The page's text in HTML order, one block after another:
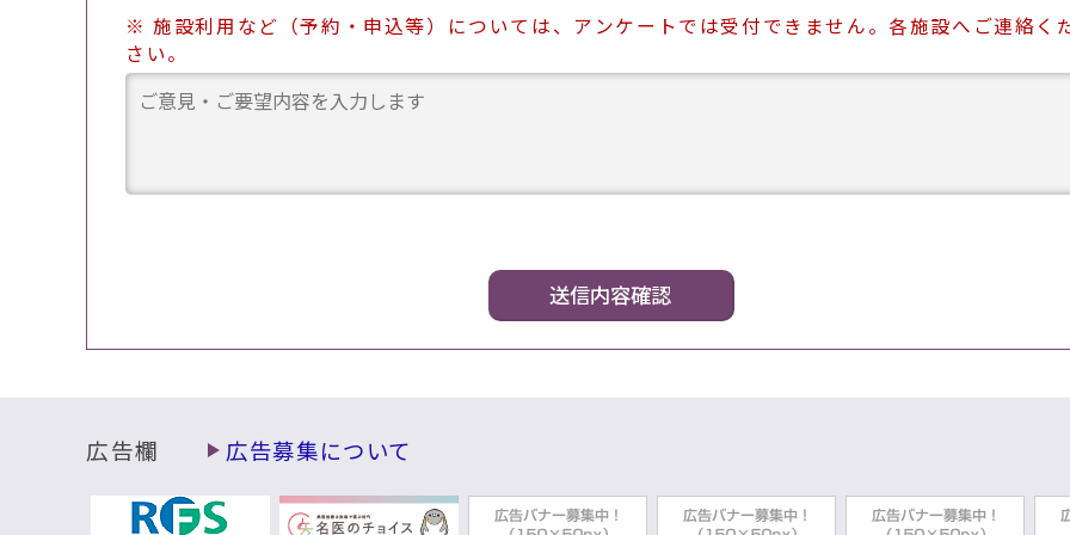
※ 施設利用など（予約・申込等）については、アンケートでは受付できません。各施設へご連絡く
さい。
広告欄 広告募集について